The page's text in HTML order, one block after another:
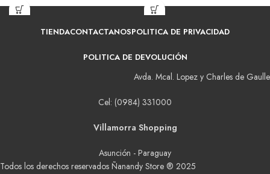
TIENDACONTACTANOSPOLITICA DE PRIVACIDAD
POLITICA DE DEVOLUCIÓN
Avda. Mcal. Lopez y Charles de Gaulle
Cel: (0984) 331000
Villamorra Shopping
Asunción - Paraguay
Todos los derechos reservados Ñanandy Store ® 2025